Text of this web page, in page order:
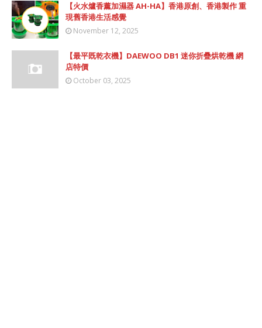
【火水爐香薰加濕器 AH-HA】香港原創、香港製作 重
現舊香港生活感覺
November 12, 2025
【最平既乾衣機】DAEWOO DB1 迷你折疊烘乾機 網
店特價
October 03, 2025